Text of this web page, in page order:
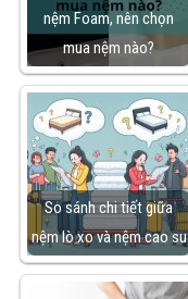
nệm Foam, nên chọn
mua nệm nào?
So sánh chi tiết giữa
nệm lò xo và nệm cao su